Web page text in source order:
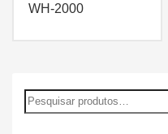
WH-2000
Pesquisar